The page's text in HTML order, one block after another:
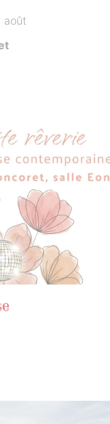
août